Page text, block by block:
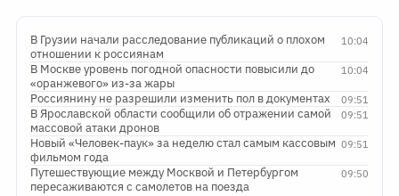
10:04
В Грузии начали расследование публикаций о плохом
отношении к россиянам
10:04
В Москве уровень погодной опасности повысили до
«оранжевого» из-за жары
09:51
Россиянину не разрешили изменить пол в документах
09:51
В Ярославской области сообщили об отражении самой
массовой атаки дронов
09:51
Новый «Человек-паук» за неделю стал самым кассовым
фильмом года
09:50
Путешествующие между Москвой и Петербургом
пересаживаются с самолетов на поезда